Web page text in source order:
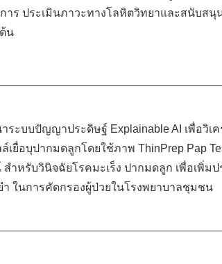
าร ประเมินภาวะทางโลหิตวิทยาและสนับสนุ
น
ระบบปัญญาประดิษฐ์ Explainable AI เพื่อวิเ
เยื่อบุปากมดลูกโดยใช้ภาพ ThinPrep Pap
สำหรับวินิจฉัยโรคมะเร็ง ปากมดลูก เพื่อเพิ่ม
ในการคัดกรองผู้ป่วยในโรงพยาบาลชุมชน